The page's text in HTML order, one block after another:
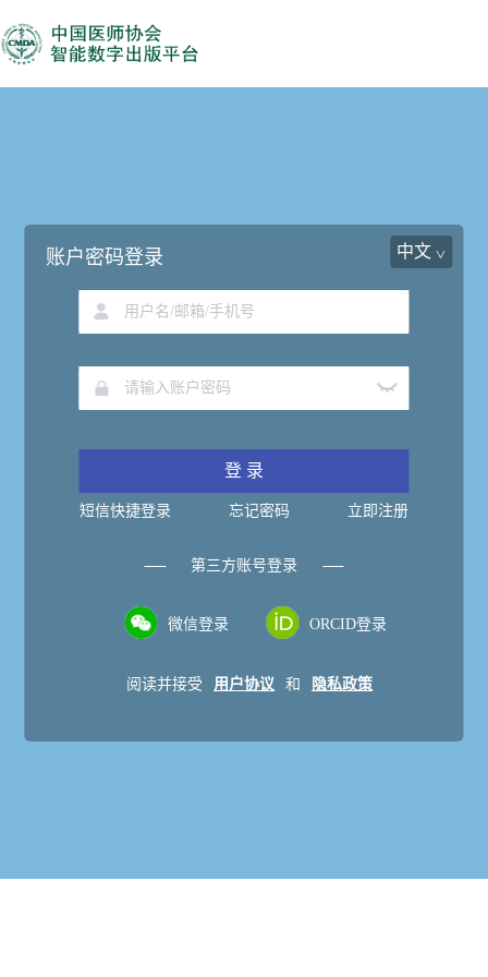
中文
账户密码登录
登 录
短信快捷登录 忘记密码 立即注册
第三方账号登录
微信登录 ORCID登录
阅读并接受 用户协议 和 隐私政策